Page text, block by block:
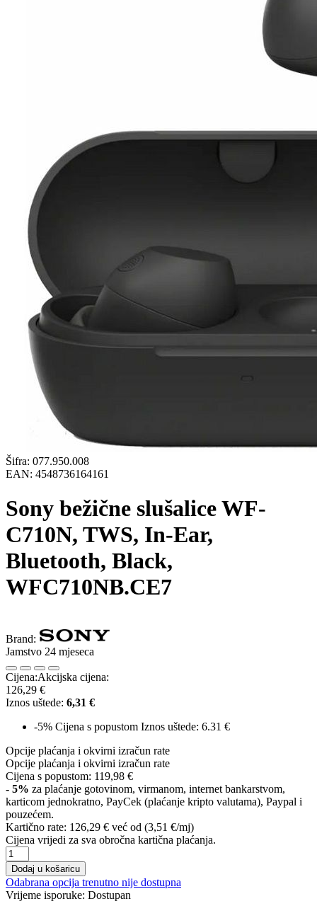
Šifra: 077.950.008
EAN: 4548736164161
Sony bežične slušalice WF-
C710N, TWS, In-Ear,
Bluetooth, Black,
WFC710NB.CE7
Brand:
Jamstvo 24 mjeseca
Cijena:Akcijska cijena:
126,29 €
Iznos uštede: 6,31 €
-5% Cijena s popustom Iznos uštede: 6.31 €
Opcije plaćanja i okvirni izračun rate
Opcije plaćanja i okvirni izračun rate
Cijena s popustom: 119,98 €
- 5% za plaćanje gotovinom, virmanom, internet bankarstvom,
karticom jednokratno, PayCek (plaćanje kripto valutama), Paypal i
pouzećem.
Kartično rate: 126,29 € već od (3,51 €/mj)
Cijena vrijedi za sva obročna kartična plaćanja.
Dodaj u košaricu
Odabrana opcija trenutno nije dostupna
Vrijeme isporuke: Dostupan